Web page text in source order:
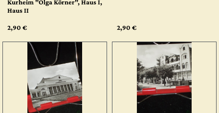
Kurheim "Olga Körner", Haus I,
Haus II
2,90 € 2,90 €